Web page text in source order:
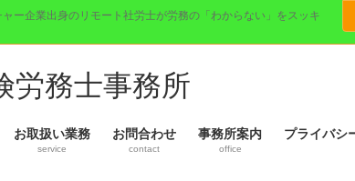
ー企業出身のリモート社労士が労務の「わからない」をスッキ
労務士事務所
お取扱い業務
service
お問合わせ
contact
事務所案内
office
プライバシ